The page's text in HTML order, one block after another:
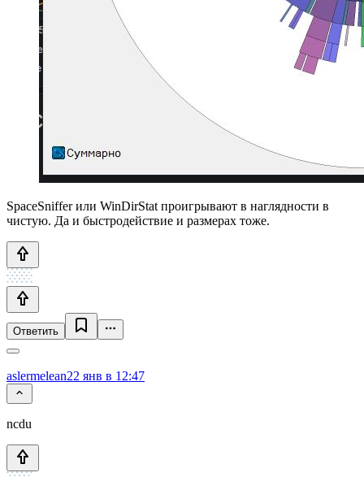
SpaceSniffer или WinDirStat проигрывают в наглядности в
чистую. Да и быстродействие и размерах тоже.
Ответить
aslermelean22 янв в 12:47
ncdu